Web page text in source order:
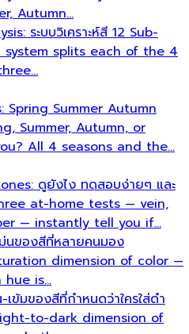
ตล์Meet the All That's Stylist
'Mind' Phetpirun — expert…